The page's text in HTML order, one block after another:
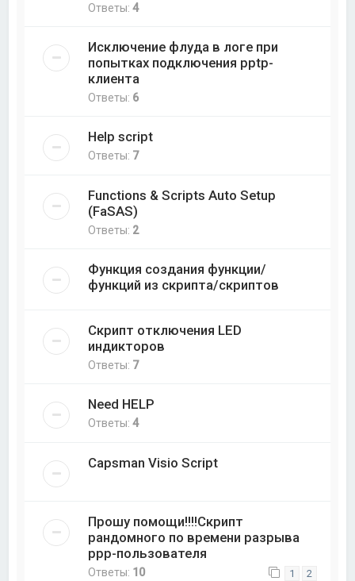
Ответы:4
Исключение флуда в логе при
попытках подключения pptp-
клиента
Ответы: 6
Help script
Ответы: 7
Functions & Scripts Auto Setup
(FaSAS)
Ответы: 2
Функция создания функции/
функций из скрипта/скриптов
Скрипт отключения LED
индикторов
Ответы: 7
Need HELP
Ответы:4
Capsman Visio Script
Прошу помощи!!!!Скрипт
рандомного по времени разрыва
ppp-пользователя
Ответы: 10 1 2